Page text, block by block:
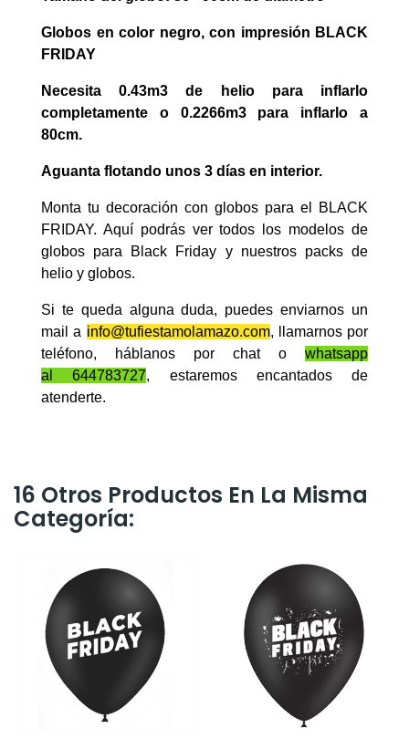
Globos en color negro, con impresión BLACK
FRIDAY
Necesita 0.43m3 de helio para inflarlo
completamente o 0.2266m3 para inflarlo a
80cm.
Aguanta flotando unos 3 días en interior.
Monta tu decoración con globos para el BLACK
FRIDAY. Aquí podrás ver todos los modelos de
globos para Black Friday y nuestros packs de
helio y globos.
Si te queda alguna duda, puedes enviarnos un
mail a info@tufiestamolamazo.com, llamarnos por
teléfono, háblanos por chat o whatsapp
al644783727, estaremos encantados de
atenderte.
16 Otros Productos En La Misma
Categoría: